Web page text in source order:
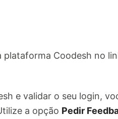
Coodesh no
e validar o seu login,
a opção Pedir